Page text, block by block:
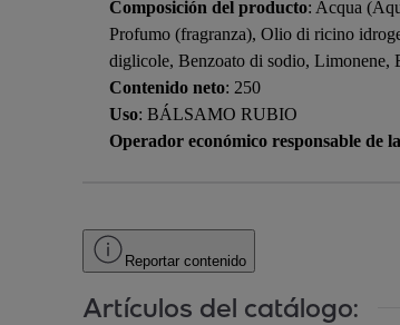
Composición del producto: Acqua
Profumo (fragranza), Olio di ricino
diglicole, Benzoato di sodio,
Contenido neto: 250
Uso: BÁLSAMO RUBIO
Operador económico responsable de
Reportar contenido
Artículos del catálogo: